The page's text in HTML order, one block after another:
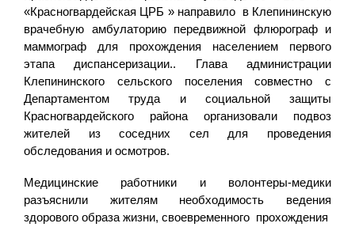
«Красногвардейская ЦРБ » направило в Клепининскую
врачебную амбулаторию передвижной флюрограф и
маммограф для прохождения населением первого
этапа диспансеризации.. Глава администрации
Клепининского сельского поселения совместно с
Департаментом труда и социальной защиты
Красногвардейского района организовали подвоз
жителей из соседних сел для проведения
обследования и осмотров.
Медицинские работники и волонтеры-медики
разъяснили жителям необходимость ведения
здорового образа жизни, своевременного прохождения